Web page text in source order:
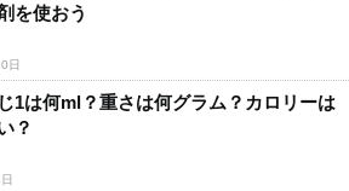
を使おう
日
1は何ml？重さは何グラム？カロリーは
？